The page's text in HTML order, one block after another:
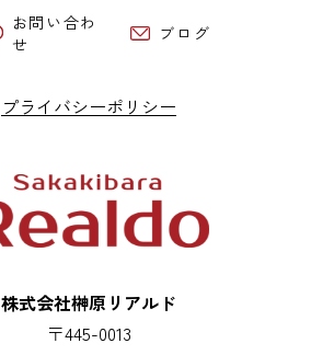
株式会社榊原リアルド
〒445-0013
お問い合わ
せ
ブログ
プライバシーポリシー